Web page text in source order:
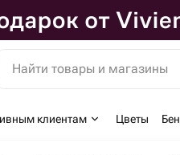
Найти товары и магазины
клиентам Цветы